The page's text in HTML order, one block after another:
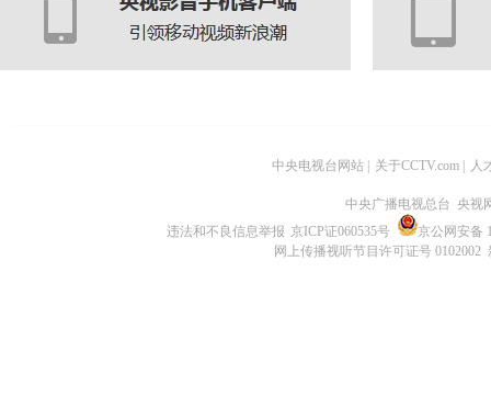
中央电视台网站 关于CCTV.com 人
中央广播电视总台 央视
违法和不良信息举报 京ICP证060535号
京公网安备
网上传播视听节目许可证号 0102002